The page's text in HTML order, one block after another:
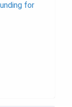
for